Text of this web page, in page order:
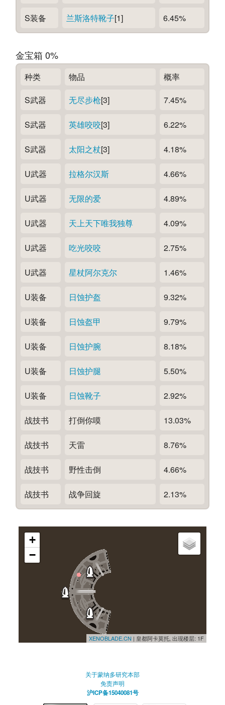
S装备 兰斯洛特靴子[1] 6.45%
金宝箱 0%
种类 物品
概率
S武器
无尽步枪[3] 7.45%
S武器 英雄咬咬[3] 6.22%
S武器 太阳之杖[3] 4.18%
U武器 拉格尔汉斯 4.66%
U武器 无限的爱 4.89%
U武器 天上天下唯我独尊 4.09%
U武器 吃光咬咬 2.75%
U武器 星杖阿尔克尔 1.46%
U装备 日蚀护盔 9.32%
U装备 日蚀盔甲 9.79%
U装备 日蚀护腕 8.18%
U装备 日蚀护腿 5.50%
U装备 日蚀靴子 2.92%
战技书 打倒你嗼 13.03%
战技书 天雷 8.76%
战技书 野性击倒 4.66%
战技书 战争回旋 2.13%
+
−
XENOBLADE.CN | 皇都阿卡莫托, 出现楼层: 1F
关于蒙纳多研究本部
免责声明
沪ICP备15040081号